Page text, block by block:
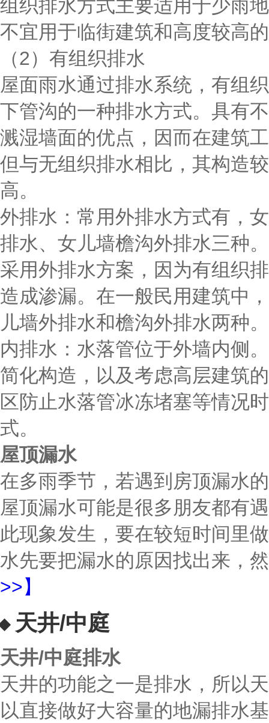
组织排水方式主要适用于少雨
不宜用于临街建筑和高度较高
（2）有组织排水
屋面雨水通过排水系统，有组
下管沟的一种排水方式。具有
溅湿墙面的优点，因而在建筑
但与无组织排水相比，其构造
高。
外排水：常用外排水方式有，
排水、女儿墙檐沟外排水三种
采用外排水方案，因为有组织
造成渗漏。在一般民用建筑中
儿墙外排水和檐沟外排水两种。
内排水：水落管位于外墙内侧
简化构造，以及考虑高层建筑
区防止水落管冰冻堵塞等情况
式。
屋顶漏水
在多雨季节，若遇到房顶漏水
屋顶漏水可能是很多朋友都有
此现象发生，要在较短时间里
水先要把漏水的原因找出来，
>>】
天井/中庭
天井/中庭排水
天井的功能之一是排水，所以
以直接做好大容量的地漏排水